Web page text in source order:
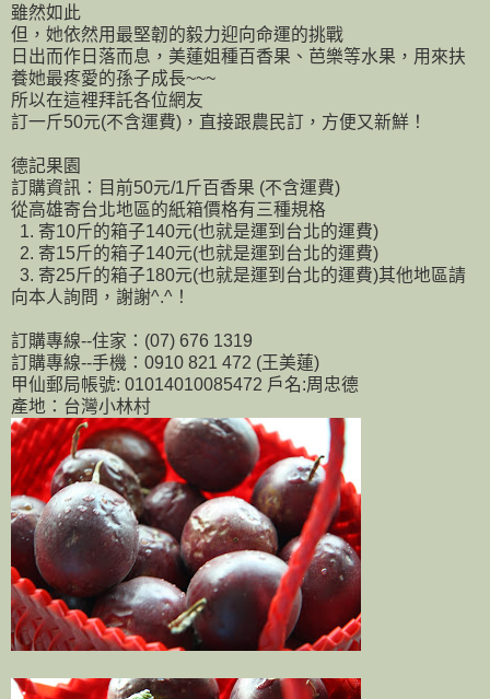
雖然如此
但，她依然用最堅韌的毅力迎向命運的挑戰
日出而作日落而息，美蓮姐種百香果、芭樂等水果，用來扶
養她最疼愛的孫子成長~~~
所以在這裡拜託各位網友
訂一斤50元(不含運費)，直接跟農民訂，方便又新鮮！
德記果園
訂購資訊：目前50元/1斤百香果 (不含運費)
從高雄寄台北地區的紙箱價格有三種規格
1. 寄10斤的箱子140元(也就是運到台北的運費)
2. 寄15斤的箱子140元(也就是運到台北的運費)
3. 寄25斤的箱子180元(也就是運到台北的運費)其他地區請
向本人詢問，謝謝^.^！
訂購專線--住家：(07) 676 1319
訂購專線--手機：0910 821 472 (王美蓮)
甲仙郵局帳號: 01014010085472 戶名:周忠德
產地：台灣小林村